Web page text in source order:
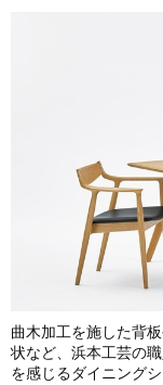
曲木加工を施した背
状など、浜本工芸の
を感じるダイニング